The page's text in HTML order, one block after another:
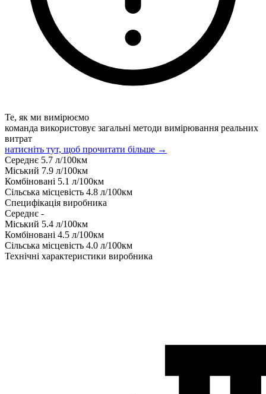
Те, як ми вимірюємо
команда використовує загальні методи вимірювання реальних
витрат
натисніть тут, щоб прочитати більше →
Середнє 5.7 л/100км
Міський 7.9 л/100км
Комбіновані 5.1 л/100км
Сільська місцевість 4.8 л/100км
Специфікація виробника
Середнє -
Міський 5.4 л/100км
Комбіновані 4.5 л/100км
Сільська місцевість 4.0 л/100км
Технічні характеристики виробника